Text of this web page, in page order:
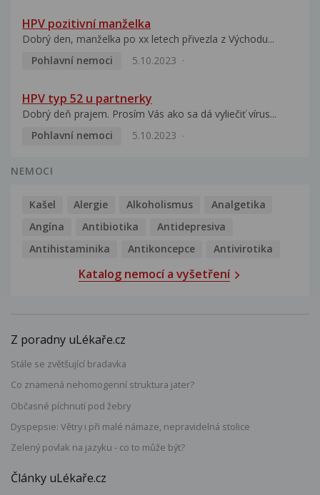
HPV pozitivní manželka
Dobrý den, manželka po xx letech přivezla z Východu...
Pohlavní nemoci
5.10.2023
HPV typ 52 u partnerky
Dobrý deň prajem. Prosím Vás ako sa dá vyliečiť vírus...
Pohlavní nemoci
5.10.2023
NEMOCI
Kašel Alergie Alkoholismus
Analgetika
Angína
Antibiotika
Antidepresiva
Antihistaminika
Antikoncepce Antivirotika
Katalog nemocí a vyšetření
Z poradny uLékaře.cz
Stále se zvětšující bradavka
Co znamená nehomogenní struktura jater?
Občasné píchnutí pod žebry
Dyspepsie: Větry i při malé námaze, nepravidelná stolice
Zelený povlak na jazyku - co to může být?
Články uLékaře.cz